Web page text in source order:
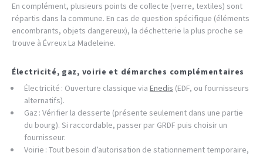
En complément, plusieurs points de collecte (verre, textiles) sont
répartis dans la commune. En cas de question spécifique (éléments
encombrants, objets dangereux), la déchetterie la plus proche se
trouve à Évreux La Madeleine.
Électricité, gaz, voirie et démarches complémentaires
Électricité : Ouverture classique via Enedis (EDF, ou fournisseurs
alternatifs).
Gaz : Vérifier la desserte (présente seulement dans une partie
du bourg). Si raccordable, passer par GRDF puis choisir un
fournisseur.
Voirie : Tout besoin d’autorisation de stationnement temporaire,